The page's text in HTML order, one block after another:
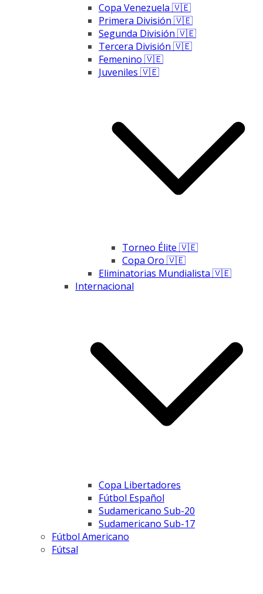
Copa Venezuela 🇻🇪
Primera División 🇻🇪
Segunda División 🇻🇪
Tercera División 🇻🇪
Femenino 🇻🇪
Juveniles 🇻🇪
Torneo Élite 🇻🇪
Copa Oro 🇻🇪
Eliminatorias Mundialista 🇻🇪
Internacional
Copa Libertadores
Fútbol Español
Sudamericano Sub-20
Sudamericano Sub-17
Fútbol Americano
Fútsal